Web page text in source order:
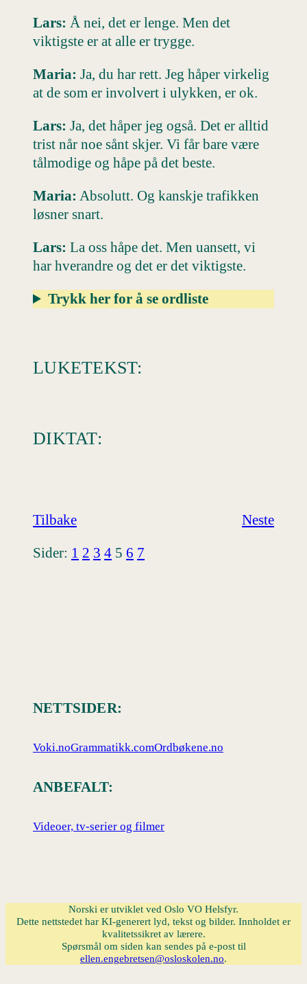
Lars: Å nei, det er lenge. Men det
viktigste er at alle er trygge.
Maria: Ja, du har rett. Jeg håper virkelig
at de som er involvert i ulykken, er ok.
Lars: Ja, det håper jeg også. Det er alltid
trist når noe sånt skjer. Vi får bare være
tålmodige og håpe på det beste.
Maria: Absolutt. Og kanskje trafikken
løsner snart.
Lars: La oss håpe det. Men uansett, vi
har hverandre og det er det viktigste.
Trykk her for å se ordliste
LUKETEKST:
DIKTAT:
Tilbake
Neste
Sider: 1 2 3 4 5 6 7
NETTSIDER:
Voki.noGrammatikk.comOrdbøkene.no
ANBEFALT:
Videoer, tv-serier og filmer
Norski er utviklet ved Oslo VO Helsfyr.
Dette nettstedet har KI-generert lyd, tekst og bilder. Innholdet er
kvalitetssikret av lærere.
Spørsmål om siden kan sendes på e-post til
ellen.engebretsen@osloskolen.no.